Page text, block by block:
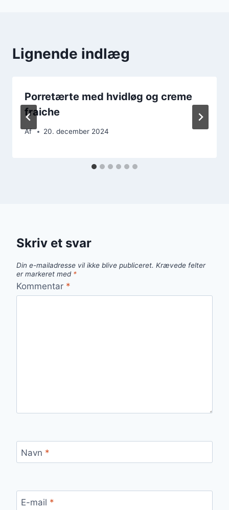
Lignende indlæg
Porretærte med hvidløg og creme
fraiche
Af 20. december 2024
Skriv et svar
Din e-mailadresse vil ikke blive publiceret. Krævede felter
er markeret med *
Kommentar *
Navn *
E-mail *